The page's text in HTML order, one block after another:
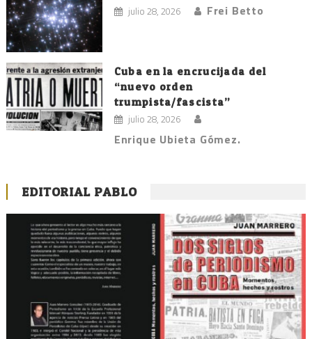
julio 28, 2026 Frei Betto
Cuba en la encrucijada del
“nuevo orden
trumpista/fascista”
julio 28, 2026
Enrique Ubieta Gómez.
EDITORIAL PABLO